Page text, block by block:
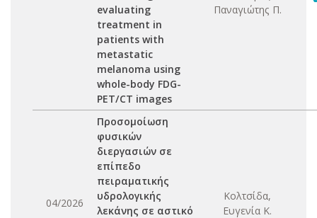
evaluating
treatment in
patients with
metastatic
melanoma using
whole-body FDG-
PET/CT images
Παναγιώτης Π.
04/2026
Προσομοίωση
φυσικών
διεργασιών σε
επίπεδο
πειραματικής
υδρολογικής
λεκάνης σε αστικό
Κολτσίδα,
Ευγενία Κ.